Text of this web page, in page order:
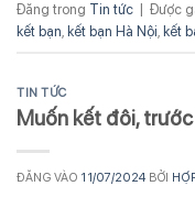
Đăng trong Tin tức Được
kết bạn, kết bạn Hà Nội, kết
TIN TỨC
Muốn kết đôi,
ĐĂNG VÀO 11/07/2024 BỞI